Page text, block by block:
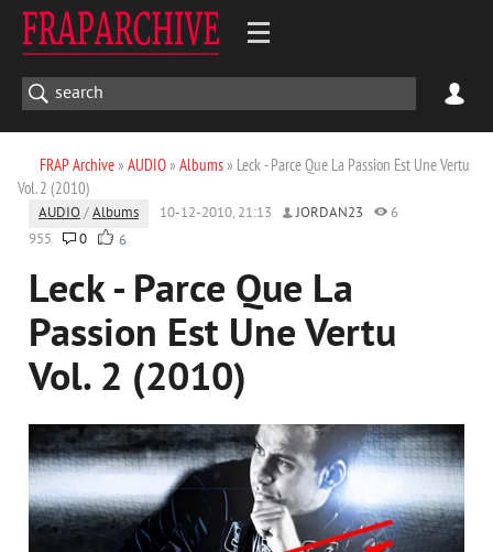
FRAP Archive» AUDIO» Albums» Leck - Parce Que La Passion Est Une Vertu
Vol. 2 (2010)
AUDIO /Albums 10-12-2010, 21:13 JORDAN23
6
955
0 6
Leck - Parce Que La
Passion Est Une Vertu
Vol. 2 (2010)